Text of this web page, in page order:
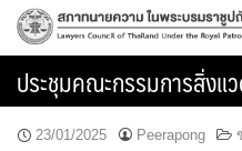
Skip
ประชุมคณะกรรมการสิ่ง
23/01/2025 Peerapong